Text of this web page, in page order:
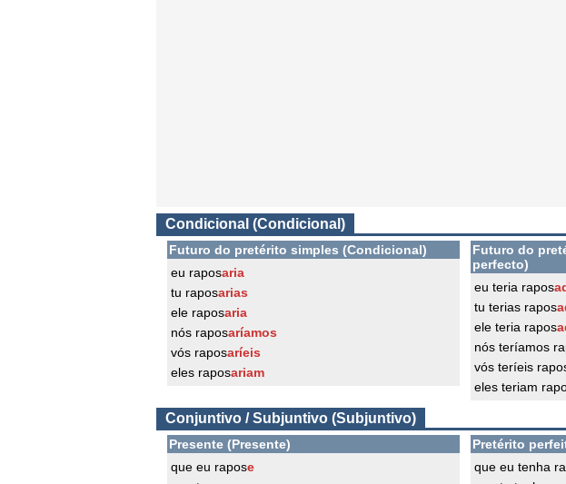
Condicional (Condicional)
Futuro do pretérito simples (Condicional)
eu raposaria
tu raposarias
ele raposaria
nós raposaríamos
vós raposaríeis
eles raposariam
Futuro do
perfecto)
eu teria rapos
tu terias rapos
ele teria rapos
nós teríamos
vós teríeis
eles teriam
Conjuntivo / Subjuntivo (Subjuntivo)
Presente (Presente)
que eu rapose
Pretérito
que eu tenha